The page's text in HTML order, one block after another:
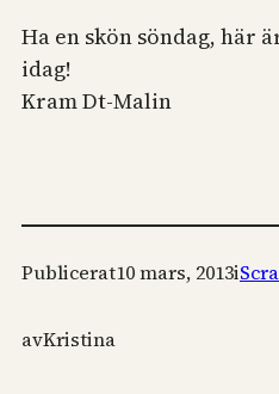
Ha en skön söndag, här
idag!
Kram Dt-Malin
Publicerat10 mars, 2013i
avKristina